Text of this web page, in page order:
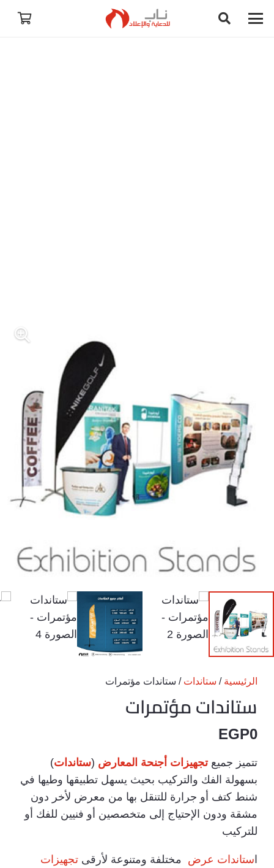
الرئيسية / ستاندات / ستاندات مؤتمرات
ستاندات مؤتمرات
EGP0
تتميز جميعتجهيزات أجنحة المعارض (ستاندات)
بسهولة الفك والتركيب بحيث يسهل تطبيقها وطيها في
شنط كتف أو جرارة للتنقل بها من معرض لأخر دون
مشقة ودون الإحتياج إلى متخصصين أو فنيين للفك أو
للتركيب
ستاندات عرض مختلفة ومتنوعة لأرقى تجهيزات